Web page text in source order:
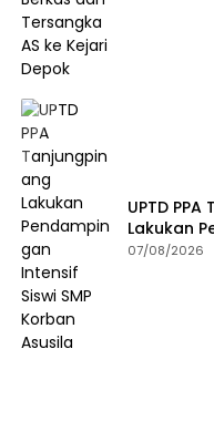
UPTD
Lakukan
Intensif
07/08/2026